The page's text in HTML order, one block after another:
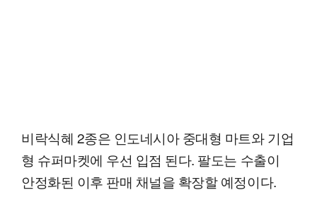
비락식혜 2종은 인도네시아 중대형 마트와 기업
형 슈퍼마켓에 우선 입점 된다. 팔도는 수출이
안정화된 이후 판매 채널을 확장할 예정이다.